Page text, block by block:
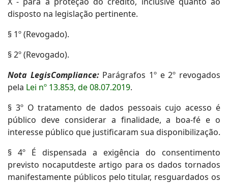
disposto na legislação pertinente.
§ 1º (Revogado).
§ 2º (Revogado).
Nota LegisCompliance:Parágrafos 1º e 2º revogados
pela Lei nº 13.853, de 08.07.2019.
§ 3º O tratamento de dados pessoais cujo acesso é
público deve considerar a finalidade, a boa-fé e o
interesse público que justificaram sua disponibilização.
§ 4º É dispensada a exigência do consentimento
previsto nocaputdeste artigo para os dados tornados
manifestamente públicos pelo titular, resguardados os